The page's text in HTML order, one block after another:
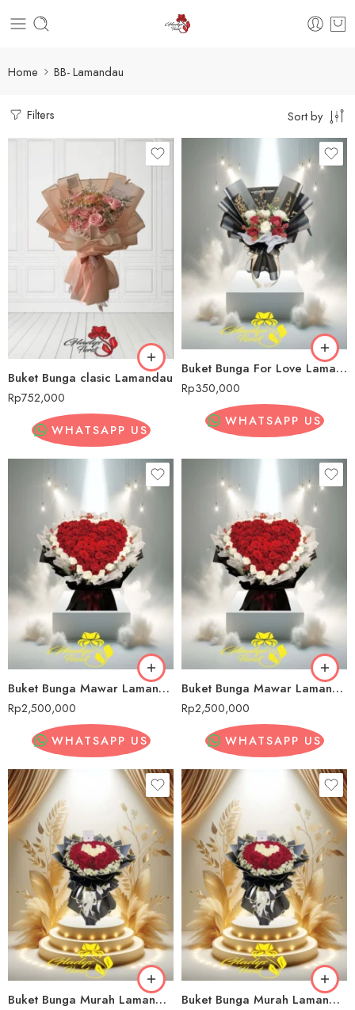
Home BB- Lamandau
Filters Sort by
Buket Bunga clasic Lamandau
Rp752,000
WHATSAPP US
Buket Bunga For Love Lamandau
Rp350,000
WHATSAPP US
Buket Bunga Mawar Lamandau
Rp2,500,000
WHATSAPP US
Buket Bunga Mawar Lamandau
Rp2,500,000
WHATSAPP US
Buket Bunga Murah Lamandau Buket Bunga Murah Lamandau